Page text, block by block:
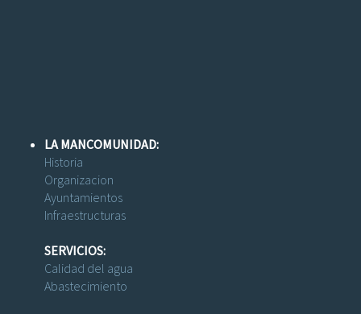
LA MANCOMUNIDAD:
Historia
Organizacion
Ayuntamientos
Infraestructuras
SERVICIOS:
Calidad del agua
Abastecimiento